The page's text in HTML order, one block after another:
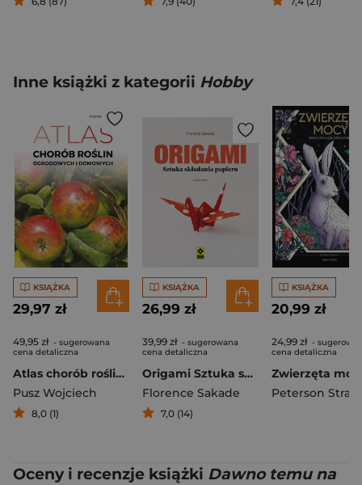
Inne książki z kategorii Hobby
KSIĄŻKA
29,97 zł
49,95 zł - sugerowana
cena detaliczna
Atlas chorób roślin domowych i ogrodowych
Pusz Wojciech
8,0 (1)
KSIĄŻKA
26,99 zł
39,99 zł - sugerowana
cena detaliczna
Origami Sztuka składania papieru
Florence Sakade
7,0 (14)
KSIĄŻKA
20,99 zł
24,99 zł -
cena detaliczna
Zwierzęta
Peterson
Oceny i recenzje książki Dawno temu na